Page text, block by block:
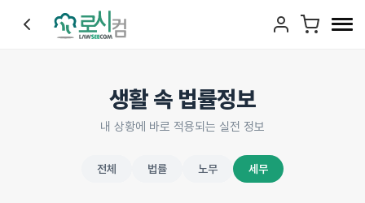
생활 속 법률정보
내 상황에 바로 적용되는 실전 정보
전체 법률 노무 세무